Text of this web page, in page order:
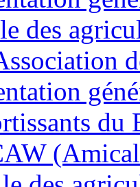
des
du